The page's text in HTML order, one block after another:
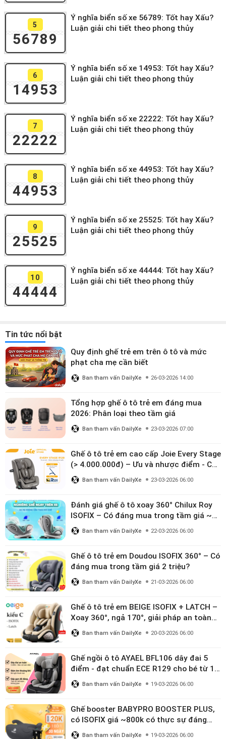
5
56789
Ý nghĩa biển số xe 56789: Tốt hay Xấu?
Luận giải chi tiết theo phong thủy
6
14953
Ý nghĩa biển số xe 14953: Tốt hay Xấu?
Luận giải chi tiết theo phong thủy
7
22222
Ý nghĩa biển số xe 22222: Tốt hay Xấu?
Luận giải chi tiết theo phong thủy
8
44953
Ý nghĩa biển số xe 44953: Tốt hay Xấu?
Luận giải chi tiết theo phong thủy
9
25525
Ý nghĩa biển số xe 25525: Tốt hay Xấu?
Luận giải chi tiết theo phong thủy
10
44444
Ý nghĩa biển số xe 44444: Tốt hay Xấu?
Luận giải chi tiết theo phong thủy
Tin tức nổi bật
Quy định ghế trẻ em trên ô tô và mức
phạt cha mẹ cần biết
Ban tham vấn DailyXe 26-03-2026 14:00
Tổng hợp ghế ô tô trẻ em đáng mua
2026: Phân loại theo tầm giá
Ban tham vấn DailyXe 23-03-2026 07:00
Ghế ô tô trẻ em cao cấp Joie Every Stage
(> 4.000.000đ) – Ưu và nhược điểm - Có
đáng đầu tư cho bé từ 0–12 tuổi?
Ban tham vấn DailyXe 23-03-2026 06:00
Đánh giá ghế ô tô xoay 360° Chilux Roy
ISOFIX – Có đáng mua trong tầm giá ~3
triệu
Ban tham vấn DailyXe 22-03-2026 06:00
Ghế ô tô trẻ em Doudou ISOFIX 360° – Có
đáng mua trong tầm giá 2 triệu?
Ban tham vấn DailyXe 21-03-2026 06:00
Ghế ô tô trẻ em BEIGE ISOFIX + LATCH –
Xoay 360°, ngả 170°, giải pháp an toàn
linh hoạt cho bé 0–10 tuổi
Ban tham vấn DailyXe 20-03-2026 06:00
Ghế ngồi ô tô AYAEL BFL106 dây đai 5
điểm - đạt chuẩn ECE R129 cho bé từ 1–
10 tuổi
Ban tham vấn DailyXe 19-03-2026 06:00
Ghế booster BABYPRO BOOSTER PLUS,
có ISOFIX giá ~800k có thực sự đáng
mua?
Ban tham vấn DailyXe 19-03-2026 06:00